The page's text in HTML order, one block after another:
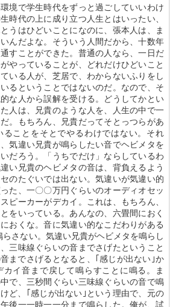
境で学生時代をずっと過ごしていいわけ
時代の上に成り立つ人生とはいったい、
うはひどいことになのに、張本人は、ま
んだよな。そういう人間だから、十数年
すことができた。普通の人なら、一日だ
やっていることが、どれだけひどいこと
いる人が、芝居で、わからないふりをし
るということではないのだ。なので、そ
な人から誤解を受ける。どうしてかとい
人は、兄貴のような人を、人生の中で一
。もちろん、兄貴だってそとっつらがあ
ことをそとでやるわけではない。それ
気違い兄貴が鳴らしたい音でヘビメタを
だろう。「うちでだけ」ならしているわ
い兄貴のヘビメタの音は、背負えるよう
のたぐいでは出ない。気違いが気違い的
た、一〇〇万円ぐらいのオーディオセッ
ピーカーがデカイ。これは、もちろん、
をいっている。あんなの、六畳間におく
おくな。音に気違い的なこだわりがある
さない。気違い兄貴がヘビメタを鳴らし
三味線ぐらいの音までさげたということ
までさげるとなると、｢感じが出ない｣か
イ音まで戻して鳴らすことに鳴る。ま
で、三秒間ぐらい三味線ぐらいの音で鳴
ど、｢感じが出ない｣という理由で、元の
後一一時一一分まで鳴らした。俺が、試